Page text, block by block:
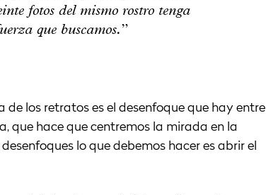
fotos del mismo rostro tenga
que buscamos.”
de los retratos es el desenfoque que hay entre
que hace que centremos la mirada en la
lo que debemos hacer es abrir el